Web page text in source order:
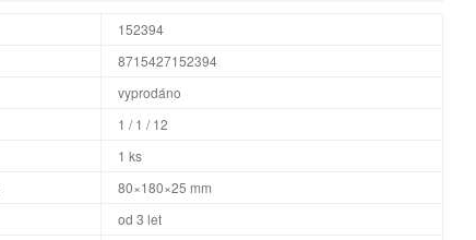
152394
8715427152394
vyprodáno
1 / 1 / 12
1 ks
80×180×25 mm
od 3 let